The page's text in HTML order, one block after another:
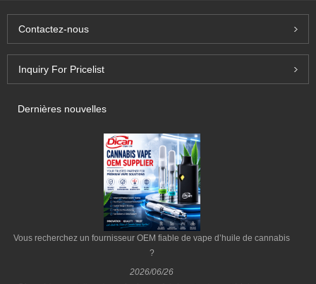
Contactez-nous
Inquiry For Pricelist
Dernières nouvelles
Vous recherchez un fournisseur OEM fiable de vape d’huile de cannabis
?
2026/06/26